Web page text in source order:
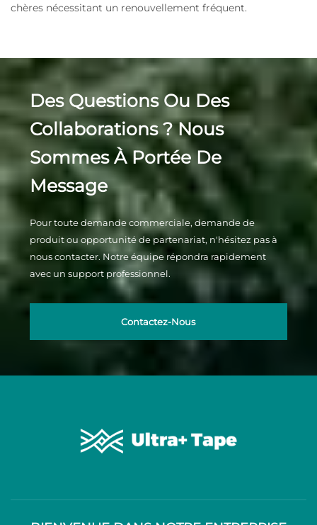
chères nécessitant un renouvellement fréquent.
Des Questions Ou Des
Collaborations ? Nous
Sommes À Portée De
Message
Pour toute demande commerciale, demande de
produit ou opportunité de partenariat, n'hésitez pas à
nous contacter. Notre équipe répondra rapidement
avec un support professionnel.
Contactez-Nous